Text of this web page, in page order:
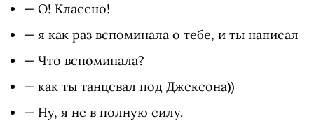
— О! Классно!
— я как раз вспоминала о тебе, и ты написал
— Что вспоминала?
— как ты танцевал под Джексона))
— Ну, я не в полную силу.